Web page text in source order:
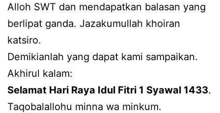
Alloh SWT dan mendapatkan balasan yang
berlipat ganda. Jazakumullah khoiran
katsiro.
Demikianlah yang dapat kami sampaikan.
Akhirul kalam:
Selamat Hari Raya Idul Fitri 1 Syawal 1433.
Taqobalallohu minna wa minkum.